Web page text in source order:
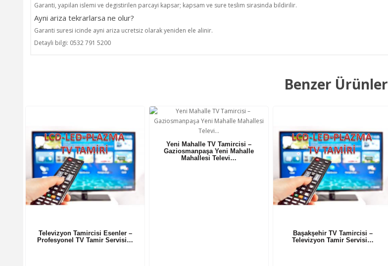
Garanti, yapilan islemi ve degistirilen parcayi kapsar; kapsam ve sure teslim sirasinda bildirilir.
Ayni ariza tekrarlarsa ne olur?
Garanti suresi icinde ayni ariza ucretsiz olarak yeniden ele alinir.
Detayli bilgi: 0532 791 5200
Benzer Ürünler
Televizyon Tamircisi Esenler –
Profesyonel TV Tamir Servisi…
Yeni Mahalle TV Tamircisi –
Gaziosmanpaşa Yeni Mahalle
Mahallesi Televi…
Başakşehir TV Tamircisi –
Televizyon Tamir Servisi…